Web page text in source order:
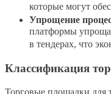
которые могут
Упрощение
платформы
в тендерах, что
Классификация
Торговые площадки для